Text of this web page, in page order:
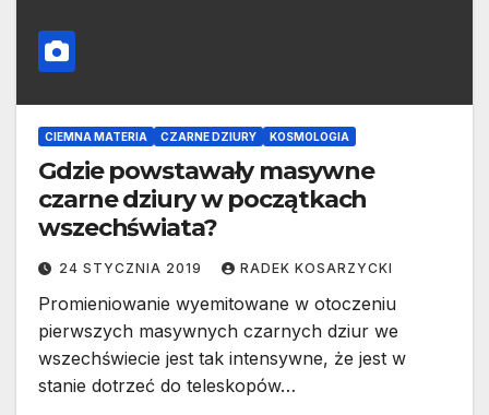
CIEMNA MATERIA CZARNE DZIURY KOSMOLOGIA
Gdzie powstawały masywne
czarne dziury w początkach
wszechświata?
24 STYCZNIA 2019 RADEK KOSARZYCKI
Promieniowanie wyemitowane w otoczeniu
pierwszych masywnych czarnych dziur we
wszechświecie jest tak intensywne, że jest w
stanie dotrzeć do teleskopów…